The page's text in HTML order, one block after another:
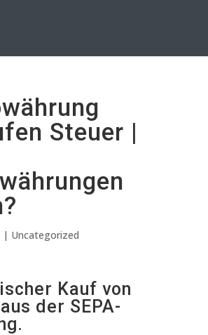
Steuer |
| Uncategorized
Kauf von
der SEPA-